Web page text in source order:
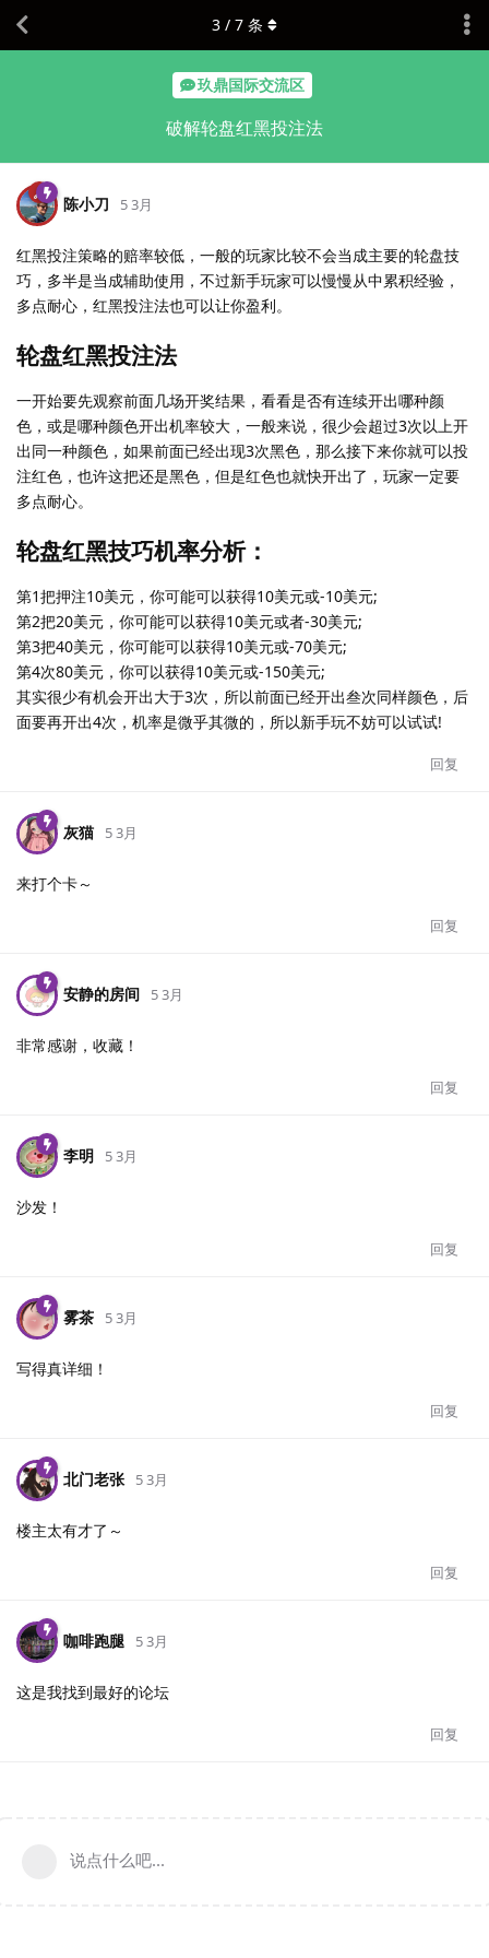
玖鼎国际交流区
破解轮盘红黑投注法
3 / 7 条
陈小刀 5 3月
红黑投注策略的赔率较低，一般的玩家比较不会当成主要的轮盘技
巧，多半是当成辅助使用，不过新手玩家可以慢慢从中累积经验，
多点耐心，红黑投注法也可以让你盈利。
轮盘红黑投注法
一开始要先观察前面几场开奖结果，看看是否有连续开出哪种颜
色，或是哪种颜色开出机率较大，一般来说，很少会超过3次以上开
出同一种颜色，如果前面已经出现3次黑色，那么接下来你就可以投
注红色，也许这把还是黑色，但是红色也就快开出了，玩家一定要
多点耐心。
轮盘红黑技巧机率分析：
第1把押注10美元，你可能可以获得10美元或-10美元;
第2把20美元，你可能可以获得10美元或者-30美元;
第3把40美元，你可能可以获得10美元或-70美元;
第4次80美元，你可以获得10美元或-150美元;
其实很少有机会开出大于3次，所以前面已经开出叁次同样颜色，后
面要再开出4次，机率是微乎其微的，所以新手玩不妨可以试试!
回复
灰猫 5 3月
来打个卡～
回复
安静的房间 5 3月
非常感谢，收藏！
回复
李明 5 3月
沙发！
回复
雾茶 5 3月
写得真详细！
回复
北门老张 5 3月
楼主太有才了～
回复
咖啡跑腿 5 3月
这是我找到最好的论坛
回复
说点什么吧...